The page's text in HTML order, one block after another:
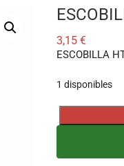
3,15 €
ESCOBILLA
1 disponibles
ESCOBILLA
0202J